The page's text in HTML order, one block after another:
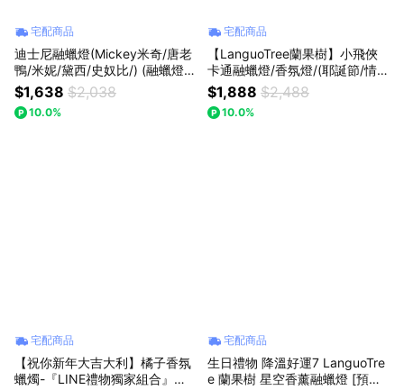
宅配商品
迪士尼融蠟燈(Mickey米奇/唐老
鴨/米妮/黛西/史奴比/) (融蠟燈/
香氛燈)（定時款調光款/(耶誕節/
情人節禮物)【LanguoTree蘭果
樹】
$1,638 $2,038
10.0%
宅配商品
【LanguoTree蘭果樹】小飛俠
卡通融蠟燈/香氛燈/(耶誕節/情人
節禮物/交換禮物)
$1,888 $2,488
10.0%
宅配商品
【祝你新年大吉大利】橘子香氛
蠟燭-『LINE禮物獨家組合』【L
宅配商品
生日禮物 降溫好運7 LanguoTre
e 蘭果樹 星空香薰融蠟燈 [預購]